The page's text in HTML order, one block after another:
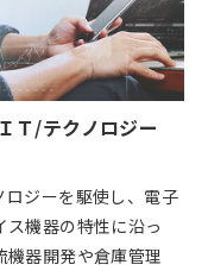
Ｔ/テクノロジー
ロジーを駆使し、電子
ス機器の特性に沿っ
機器開発や倉庫管理